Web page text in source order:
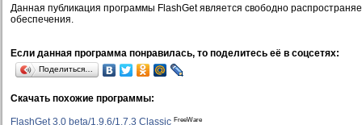
Данная публикация программы FlashGet является свободно
обеспечения.
Если данная программа понравилась, то поделитесь её в соцсетях:
Поделиться…
Скачать похожие программы:
FlashGet 3.0 beta/1.9.6/1.7.3 Classic FreeWare